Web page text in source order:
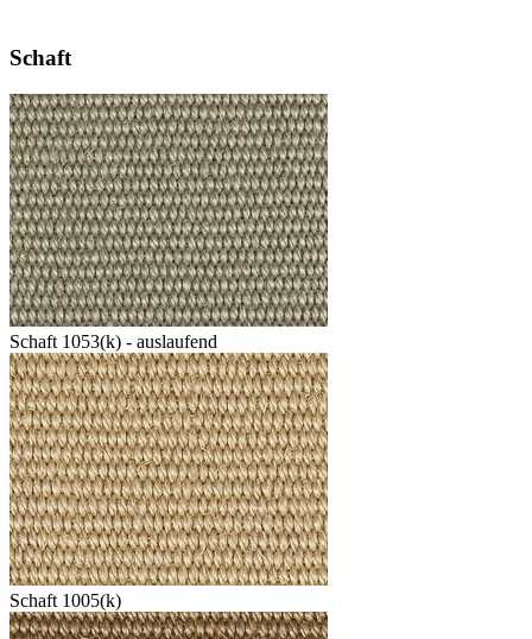
Schaft
Schaft 1053(k) - auslaufend
Schaft 1005(k)